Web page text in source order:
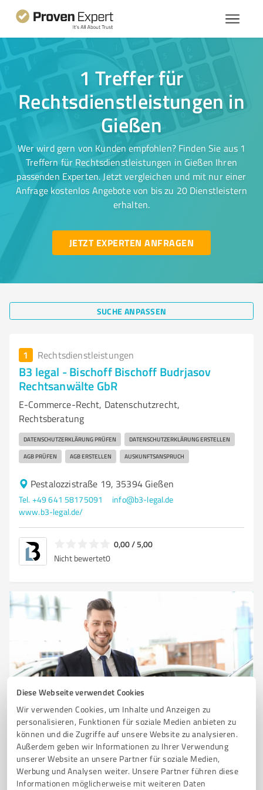
Diese Webseite verwendet Cookies
Wir verwenden Cookies, um Inhalte und Anzeigen zu
personalisieren, Funktionen für soziale Medien anbieten zu
können und die Zugriffe auf unsere Website zu analysieren.
Außerdem geben wir Informationen zu Ihrer Verwendung
unserer Website an unsere Partner für soziale Medien,
Werbung und Analysen weiter. Unsere Partner führen diese
Informationen möglicherweise mit weiteren Daten
1 Treffer für
Rechtsdienstleistungen in
Gießen
Wer wird gern von Kunden empfohlen? Finden Sie aus 1
Treffern für Rechtsdienstleistungen in Gießen Ihren
passenden Experten. Jetzt vergleichen und mit nur einer
Anfrage kostenlos Angebote von bis zu 20 Dienstleistern
erhalten.
JETZT EXPERTEN ANFRAGEN
SUCHE ANPASSEN
1 Rechtsdienstleistungen
B3 legal - Bischoff Bischoff Budrjasov
Rechtsanwälte GbR
E-Commerce-Recht, Datenschutzrecht,
Rechtsberatung
DATENSCHUTZERKLÄRUNG PRÜFEN DATENSCHUTZERKLÄRUNG ERSTELLEN
AGB PRÜFEN AGB ERSTELLEN AUSKUNFTSANSPRUCH
Pestalozzistraße 19, 35394 Gießen
Tel. +49 641 58175091
info@b3-legal.de
www.b3-legal.de/
0,00 / 5,00
Nicht bewertet0
Sie möchten auch hier gelistet werden?
Registrieren Sie sich jetzt und werden Sie ein von
Kunden empfohlener ProvenExpert!